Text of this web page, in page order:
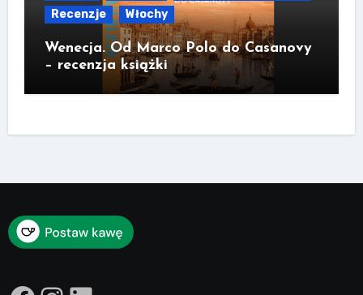
Recenzje
Włochy
Wenecja. Od Marco Polo do Casanovy
– recenzja książki